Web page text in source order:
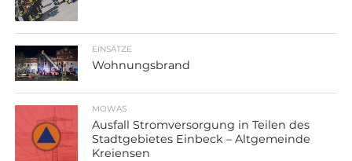
EINSÄTZE
Wohnungsbrand
MOWAS
Ausfall Stromversorgung in Teilen des
Stadtgebietes Einbeck – Altgemeinde
Kreiensen